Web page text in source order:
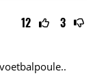
12 3